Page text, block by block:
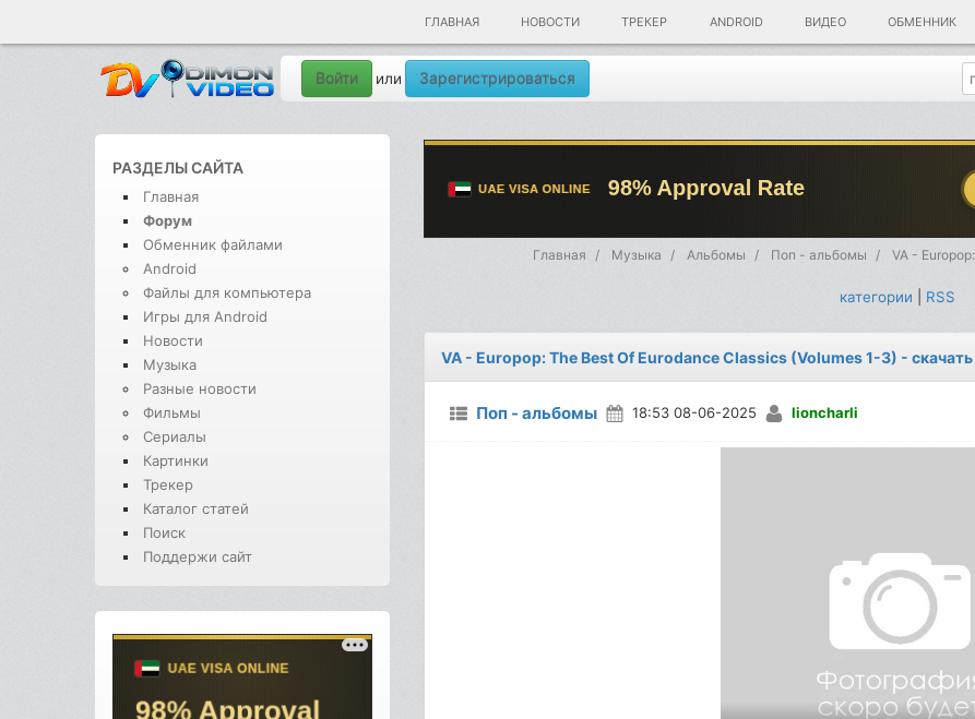
ГЛАВНАЯ НОВОСТИ ТРЕКЕР ANDROID ВИДЕО ОБМЕННИК
Войти или Зарегистрироваться
РАЗДЕЛЫ САЙТА
Главная
Форум
Обменник файлами
Android
Файлы для компьютера
Игры для Android
Новости
Музыка
Разные новости
Фильмы
Сериалы
Картинки
Трекер
Каталог статей
Поиск
Поддержи сайт
Главная Музыка Альбомы Поп - альбомы VA -
категории RSS
VA - Europop: The Best Of Eurodance Classics (Volumes 1-3) -
Поп - альбомы 18:53 08-06-2025 lioncharli